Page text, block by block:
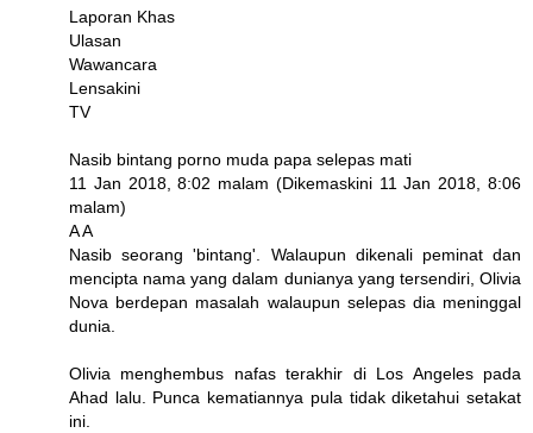
Laporan Khas
Ulasan
Wawancara
Lensakini
TV
Nasib bintang porno muda papa selepas mati
11 Jan 2018, 8:02 malam (Dikemaskini 11 Jan 2018, 8:06
malam)
A A
Nasib seorang 'bintang'. Walaupun dikenali peminat dan
mencipta nama yang dalam dunianya yang tersendiri, Olivia
Nova berdepan masalah walaupun selepas dia meninggal
dunia.
Olivia menghembus nafas terakhir di Los Angeles pada
Ahad lalu. Punca kematiannya pula tidak diketahui setakat
ini.